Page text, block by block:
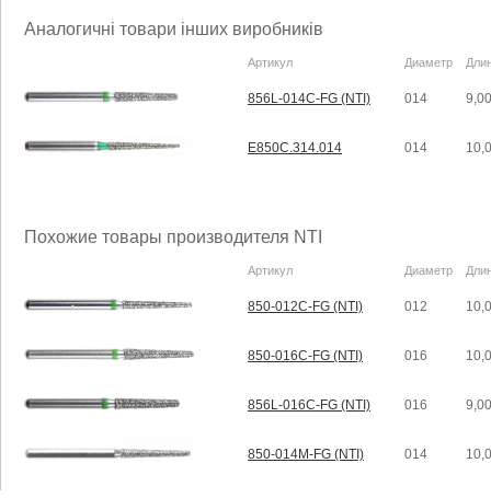
Аналогичні товари інших виробників
Артикул Диаметр
856L-014C-FG (NTI) 014 9,00
E850C.314.014 014
Похожие товары производителя NTI
Артикул Диаметр
850-012C-FG (NTI) 012
850-016C-FG (NTI) 016
856L-016C-FG (NTI) 016 9,00
850-014M-FG (NTI) 014